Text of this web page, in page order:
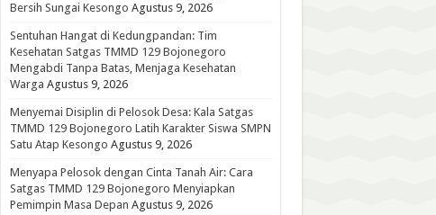
Bersih Sungai Kesongo Agustus 9, 2026
Sentuhan Hangat di Kedungpandan: Tim
Kesehatan Satgas TMMD 129 Bojonegoro
Mengabdi Tanpa Batas, Menjaga Kesehatan
Warga Agustus 9, 2026
Menyemai Disiplin di Pelosok Desa: Kala Satgas
TMMD 129 Bojonegoro Latih Karakter Siswa SMPN
Satu Atap Kesongo Agustus 9, 2026
Menyapa Pelosok dengan Cinta Tanah Air: Cara
Satgas TMMD 129 Bojonegoro Menyiapkan
Pemimpin Masa Depan Agustus 9, 2026